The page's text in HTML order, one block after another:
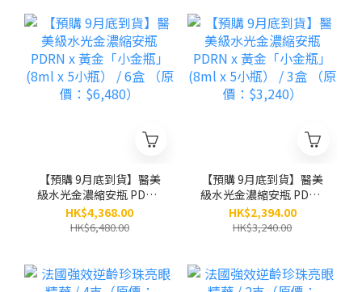
【預購 9月底到貨】醫美
級水光金濃縮安瓶 PDRN
x 黃金「小金瓶」(8ml x
5小瓶） / 6盒 （原價：
HK$4,368.00
HK$6,480.00
【預購 9月底到貨】醫美
級水光金濃縮安瓶 PDRN
x 黃金「小金瓶」(8ml x
5小瓶） / 3盒 （原價：
HK$2,394.00
HK$3,240.00